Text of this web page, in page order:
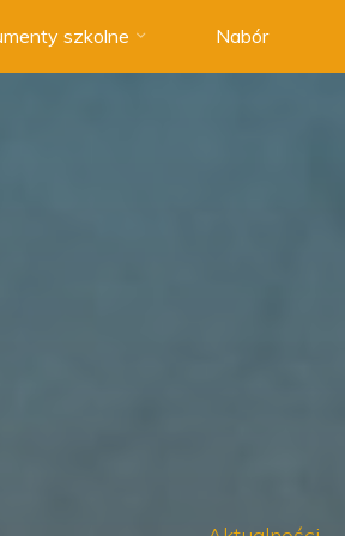
szkolne Nabór